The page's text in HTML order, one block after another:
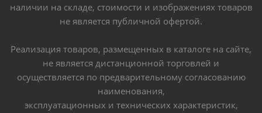
наличии на складе, стоимости и изображениях товаров
не является публичной офертой.
Реализация товаров, размещенных в каталоге на сайте,
не является дистанционной торговлей и
осуществляется по предварительному согласованию
наименования,
эксплуатационных и технических характеристик,